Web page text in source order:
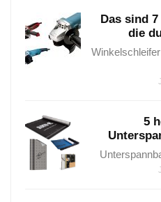
Das sind
die
5